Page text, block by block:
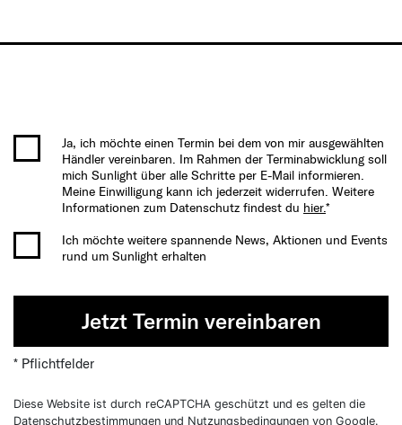
Ja, ich möchte einen Termin bei dem von mir ausgewählten
Händler vereinbaren. Im Rahmen der Terminabwicklung soll
mich Sunlight über alle Schritte per E-Mail informieren.
Meine Einwilligung kann ich jederzeit widerrufen. Weitere
Informationen zum Datenschutz findest du hier.*
Ich möchte weitere spannende News, Aktionen und Events
rund um Sunlight erhalten
Jetzt Termin vereinbaren
* Pflichtfelder
Diese Website ist durch reCAPTCHA geschützt und es gelten die
Datenschutzbestimmungen und Nutzungsbedingungen von Google.